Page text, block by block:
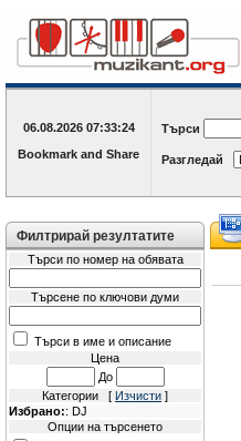
06.08.2026 07:33:24 Търси
Разгледай
Филтрирай резултатите
Търси по номер на обявата
Търсене по ключови думи
Търси в име и описание
Цена
До
Категории [ Изчисти ]
Избрано:: DJ
Опции на търсенето